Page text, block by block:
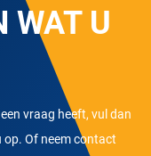
WAT U
vraag heeft, vul dan
op. Of neem contact